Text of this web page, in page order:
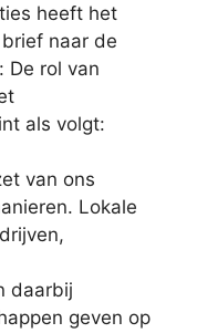
naar de
De rol van
als volgt:
Lokale
daarbij
geven op